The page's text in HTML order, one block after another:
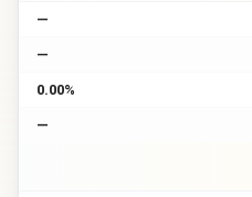
—
—
0.00%
—